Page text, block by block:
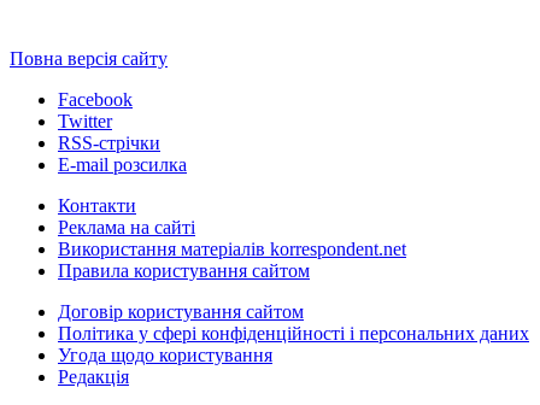
Повна версія сайту
Facebook
Twitter
RSS-стрічки
E-mail розсилка
Контакти
Реклама на сайті
Використання матеріалів korrespondent.net
Правила користування сайтом
Договір користування сайтом
Політика у сфері конфіденційності і персональних даних
Угода щодо користування
Редакція